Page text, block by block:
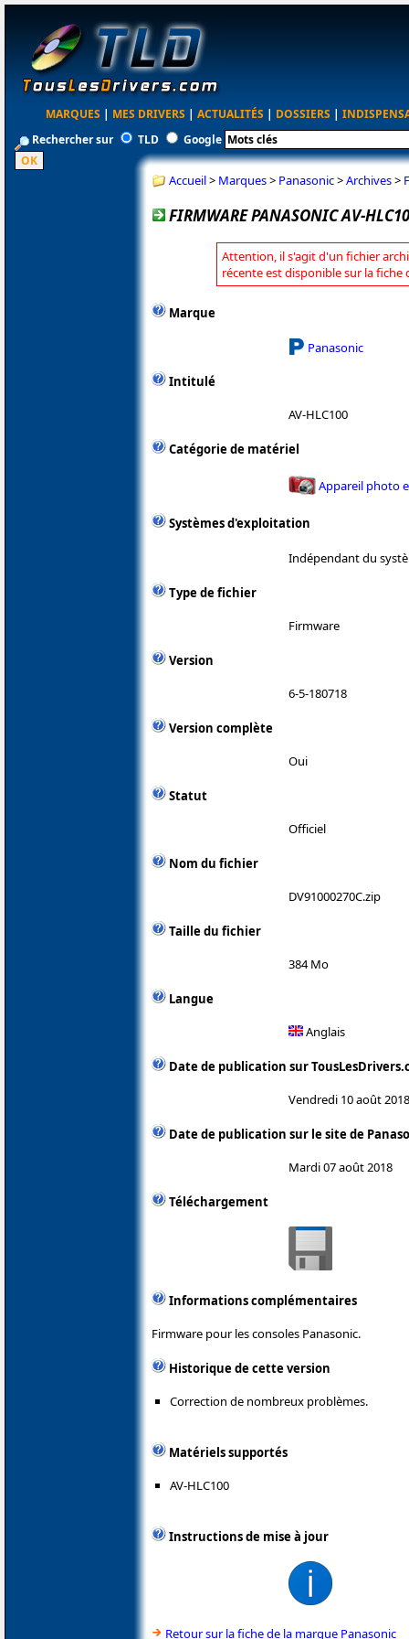
MARQUES | MES DRIVERS | ACTUALITÉS | DOSSIERS |
Rechercher sur
TLD Google
Accueil> Marques> Panasonic>Archives>
FIRMWARE PANASONIC AV-
Attention, il s'agit d'un fichier
récente est disponible sur la fiche
Marque
Panasonic
Intitulé
AV-HLC100
Catégorie de matériel
Appareil photo
Systèmes d'exploitation
Indépendant du
Type de fichier
Firmware
Version
6-5-180718
Version complète
Oui
Statut
Officiel
Nom du fichier
DV91000270C.zip
Taille du fichier
384 Mo
Langue
Anglais
Date de publication sur
Vendredi 10 août 2018
Date de publication sur le site de
Mardi 07 août 2018
Téléchargement
Informations complémentaires
Firmware pour les consoles Panasonic.
Historique de cette version
Correction de nombreux problèmes.
Matériels supportés
AV-HLC100
Instructions de mise à jour
Retour sur la fiche de la marque Panasonic